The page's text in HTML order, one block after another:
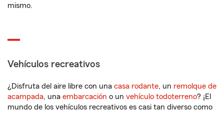
mismo.
Vehículos recreativos
¿Disfruta del aire libre con una casa rodante, un remolque de
acampada, una embarcación o un vehículo todoterreno? ¡El
mundo de los vehículos recreativos es casi tan diverso como